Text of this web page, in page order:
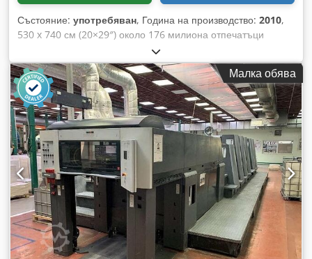
Състояние: употребяван, Година на производство: 2010,
530 x 740 см (20×29″) около 176 милиона отпечатъци
PressCenter AxisControl Alcolor Челна подаваща система
тип "Schuppenanleger" aвтоматична смяна на плаките
(Autoplate) Aвтоматично почистване на мастилни валци,
автоматично почистване на офсетно платно, автоматично
почистване на прижимния цилиндър AirStar Filterstar
Темпериране на мастиленото устройство 5/0 обръщане 2/3
Антистатична уредба Dkodpfx Ajp Ugwtea Tsr Изходящ
транспортьор с високо подреждане Отделна лакова секция
с камера ракел система Удължен изход с IR-сушилня
Пудрен апарат Охлаждана периферия с водно охлаждане
Охладител за обратна вода Налично за кратък срок
Малка обява